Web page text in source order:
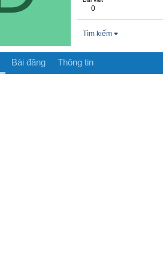
0
Tìm kiếm
Bài đăng Thông tin